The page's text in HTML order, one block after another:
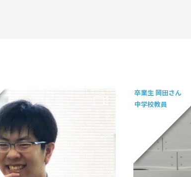
卒業生 岡田さん
中学校教員